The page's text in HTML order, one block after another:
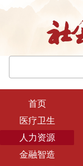
首页
医疗卫生
人力资源
金融智造